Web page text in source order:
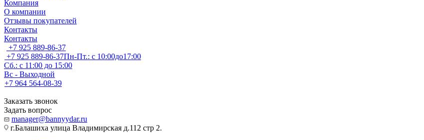
Компания
О компании
Отзывы покупателей
Контакты
Контакты
+7 925 889-86-37
+7 925 889-86-37Пн-Пт.: с 10:00до17:00
Сб.: с 11:00 до 15:00
Вс - Выходной
+7 964 564-08-39
Заказать звонок
Задать вопрос
manager@bannyydar.ru
г.Балашиха улица Владимирская д.112 стр 2.